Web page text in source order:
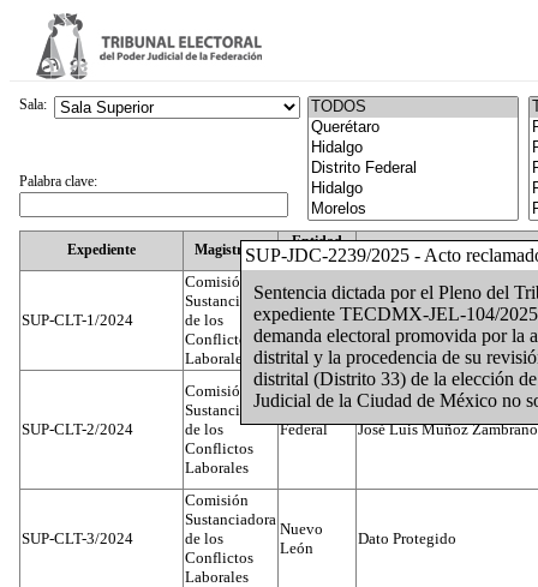
SUP-JDC-2239/2025 - Acto
Sentencia dictada por el Pleno del
expediente TECDMX-JEL-104/
demanda electoral promovida por la
distrital y la procedencia de su
distrital (Distrito 33) de la elección
Judicial de la Ciudad de México no
Expediente Magistrado
Entidad
Federativa
SUP-CLT-1/2024
Comisión
Sustanciadora
de los
Conflictos
Laborales
Federal Juan José Serrato Velasco
SUP-CLT-2/2024
Comisión
Sustanciadora
de los
Conflictos
Laborales
Federal José Luis Muñoz Zambrano
SUP-CLT-3/2024
Comisión
Sustanciadora
de los
Conflictos
Laborales
Nuevo
León
Dato Protegido
Sala:
Palabra clave: